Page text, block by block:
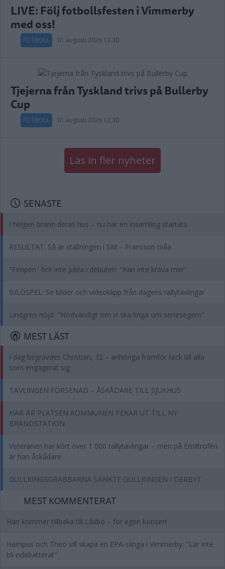
LIVE: Följ fotbollsfesten i Vimmerby
med oss!
FOTBOLL 01 augusti 2026 13.30
Tjejerna från Tyskland trivs på Bullerby
Cup
FOTBOLL 01 augusti 2026 12.30
Läs in fler nyheter
SENASTE
I helgen brann deras hus – nu har en insamling startats
RESULTAT: Så är ställningen i SM – Fransson tvåa
"Fimpen" fick inte jubla i debuten: "Kan inte kräva mer"
BILDSPEL: Se bilder och videoklipp från dagens rallytävlingar
Lindgren nöjd: "Nödvändigt om vi ska kriga om seriesegern"
MEST LÄST
I dag begravdes Christian, 32 – anhöriga framför tack till alla
som engagerat sig
TÄVLINGEN FÖRSENAD – ÅSKÅDARE TILL SJUKHUS
HÄR ÄR PLATSEN KOMMUNEN PEKAR UT TILL NY
BRANDSTATION
Veteranen har kört över 1 000 rallytävlingar – men på Emiltrofén
är han åskådare
GULLRINGSGRABBARNA SÄNKTE GULLRINGEN I DERBYT
MEST KOMMENTERAT
Han kommer tillbaka till Låxbo – för egen konsert
Hampus och Theo vill skapa en EPA-slinga i Vimmerby: "Lär inte
bli odebatterat"